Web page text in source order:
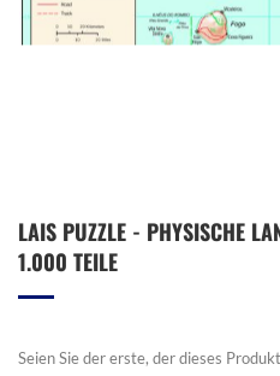
Anfang
der
LAIS PUZZLE - PHYSISCHE
1.000 TEILE
Seien Sie der erste, der dieses